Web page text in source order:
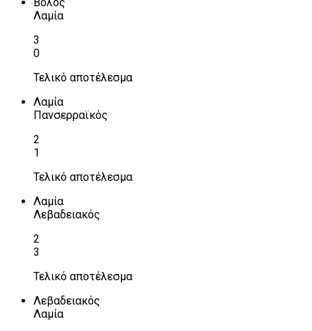
Λαμία
3
0
Τελικό αποτέλεσμα
Λαμία
Πανσερραϊκός
2
1
Τελικό αποτέλεσμα
Λαμία
Λεβαδειακός
2
3
Τελικό αποτέλεσμα
Λεβαδειακός
Λαμία